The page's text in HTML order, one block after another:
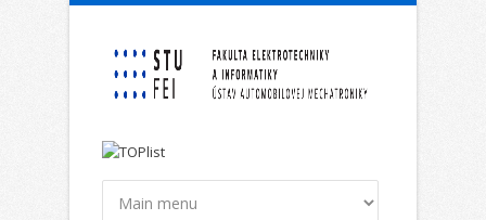
Skočiť na hlavný obsah